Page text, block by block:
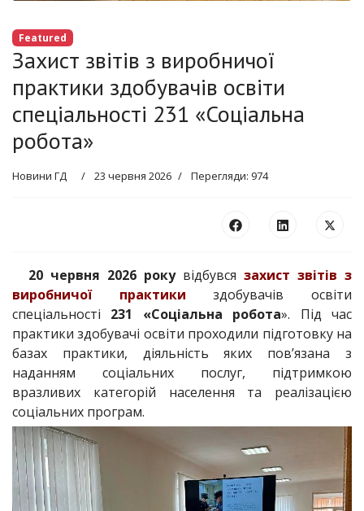
Featured
Захист звітів з виробничої
практики здобувачів освіти
спеціальності 231 «Соціальна
робота»
Новини ГД 23 червня 2026 Перегляди: 974
20 червня 2026 рокувідбувся захист звітів з
виробничої практики здобувачів освіти
спеціальності 231 «Соціальна робота». Під час
практики здобувачі освіти проходили підготовку на
базах практики, діяльність яких пов’язана з
наданням соціальних послуг, підтримкою
вразливих категорій населення та реалізацією
соціальних програм.